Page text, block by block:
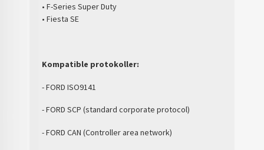
• F-Series Super Duty
• Fiesta SE
Kompatible protokoller:
- FORD ISO9141
- FORD SCP (standard corporate protocol)
- FORD CAN (Controller area network)